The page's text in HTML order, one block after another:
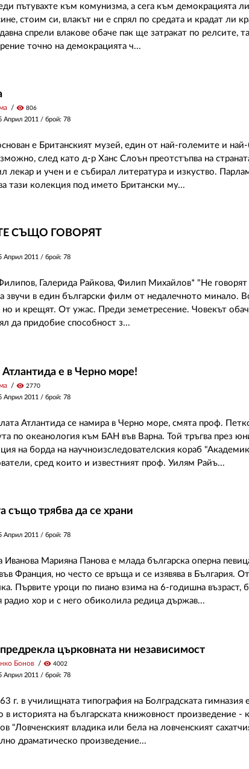
пътувахте към комунизма, а сега към демокрацията
стоим си, влакът ни е спрял по средата и крадат ли
спрели влакове обаче пак ще затракат по релсите,
точно на демокрацията ч...
visibility 806
Април 2011 / брой: 78
е Британският музей, един от най-големите и най-
след като д-р Ханс Слоън преотстъпва на
лекар и учен и е събирал литература и изкуство.
тази колекция под името Британски му...
СЪЩО ГОВОРЯТ
Април 2011 / брой: 78
Галерида Райкова, Филип Михайлов* "Не говорят
звучи в един български филм от недалечното минало.
но и крещят. От ужас. Преди земетресение. Човекът
да придобие способност з...
е в Черно море!
visibility 2770
Април 2011 / брой: 78
Атлантида се намира в Черно море, смята проф.
по океанология към БАН във Варна. Той тръгва през
на борда на научноизследователския кораб
сред които и известният проф. Уилям Райъ...
също трябва да се храни
Април 2011 / брой: 78
Иванова Марияна Панова е млада българска оперна
Франция, но често се връща и се изявява в България.
Първите уроци по пиано взима на 6-годишна възраст,
радио хор и с него обиколила редица държав...
църковната ни независимост
Бонов visibility 4002
Април 2011 / брой: 78
г. в училищната типография на Болградската гимназия
в историята на българската книжовност произведение -
"Ловченският владика или бела на ловченският
драматическо произведение...